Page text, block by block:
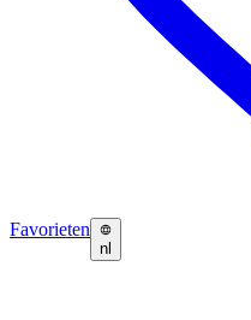
Favorieten
nl